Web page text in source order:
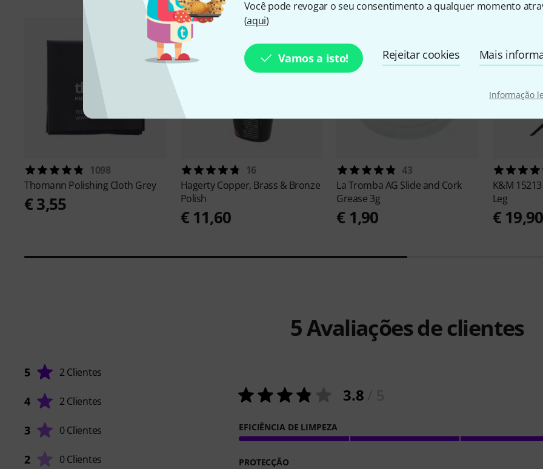
Você pode revogar o seu consentimento a qualquer momento
(aqui)
Vamos a isto! Rejeitar cookies Mais
Informação
1098
Thomann Polishing Cloth Grey
€ 3,55
16
HagertyCopper, Brass & Bronze
Polish
€ 11,60
43
La Tromba AG Slide and Cork
Grease 3g
€ 1,90
K&M
Leg
€ 19,90
5Avaliações de clientes
5 2 Clientes
4 2 Clientes
3 0 Clientes
2 0 Clientes
3.8
EFICIÊNCIA DE LIMPEZA
PROTECÇÃO